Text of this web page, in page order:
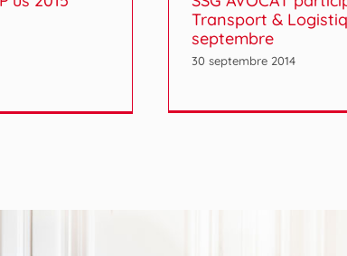
Transport &
septembre
30 septembre 2014